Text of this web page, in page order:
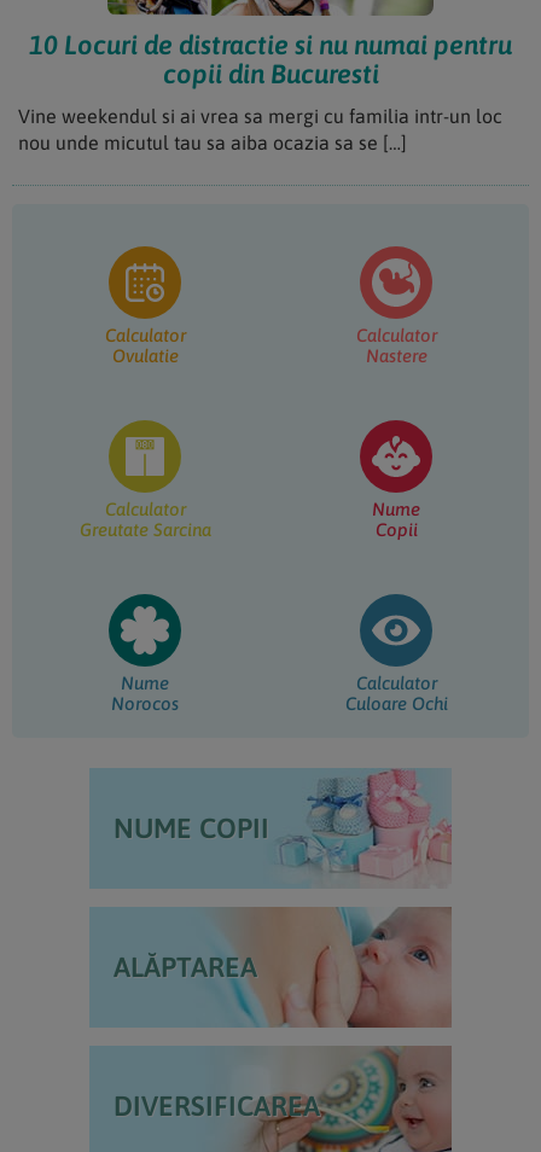
10 Locuri de distractie si nu numai pentru
copii din Bucuresti
Vine weekendul si ai vrea sa mergi cu familia intr-un loc
nou unde micutul tau sa aiba ocazia sa se […]
principală
Calculator
Ovulatie
Calculator
Nastere
Calculator
Greutate Sarcina
Nume
Copii
Nume
Norocos
Calculator
Culoare Ochi
NUME COPII
ALĂPTAREA
DIVERSIFICAREA